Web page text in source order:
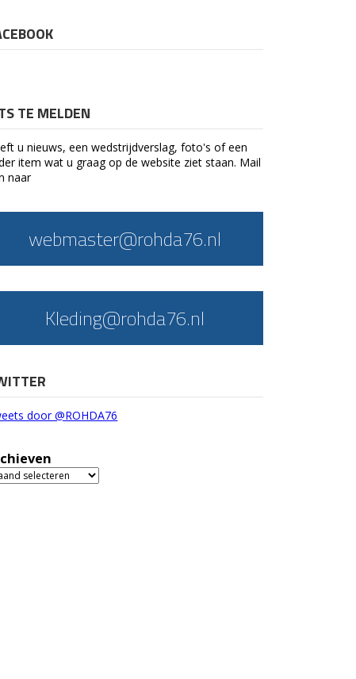
TE MELDEN
u nieuws, een wedstrijdverslag, foto's of een
item wat u graag op de website ziet staan. Mail
naar
webmaster@rohda76.nl
Kleding@rohda76.nl
door @ROHDA76